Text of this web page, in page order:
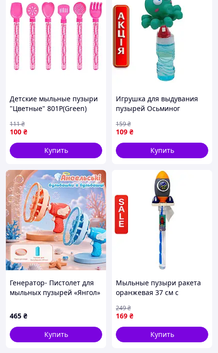
Детские мыльные пузыри
"Цветные" 801P(Green)
100 ₴
111₴
Купить
Игрушка для выдувания
пузырей Осьминог
фигуркой в бутылочке
развлекательная для
детей
109 ₴
159₴
Купить
Генератор- Пистолет для
мыльных пузырей «Янгол»
465 ₴
Купить
Мыльные пузыри ракета
оранжевая 37 см с
детей мальчиков девочек
169 ₴
249₴
Купить